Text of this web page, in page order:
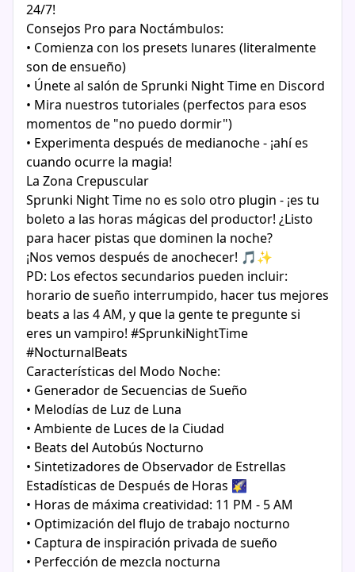
24/7!
Consejos Pro para Noctámbulos:
• Comienza con los presets lunares (literalmente
son de ensueño)
• Únete al salón de Sprunki Night Time en Discord
• Mira nuestros tutoriales (perfectos para esos
momentos de "no puedo dormir")
• Experimenta después de medianoche - ¡ahí es
cuando ocurre la magia!
La Zona Crepuscular
Sprunki Night Time no es solo otro plugin - ¡es tu
boleto a las horas mágicas del productor! ¿Listo
para hacer pistas que dominen la noche?
¡Nos vemos después de anochecer! 🎵✨
PD: Los efectos secundarios pueden incluir:
horario de sueño interrumpido, hacer tus mejores
beats a las 4 AM, y que la gente te pregunte si
eres un vampiro! #SprunkiNightTime
#NocturnalBeats
Características del Modo Noche:
• Generador de Secuencias de Sueño
• Melodías de Luz de Luna
• Ambiente de Luces de la Ciudad
• Beats del Autobús Nocturno
• Sintetizadores de Observador de Estrellas
Estadísticas de Después de Horas 🌠
• Horas de máxima creatividad: 11 PM - 5 AM
• Optimización del flujo de trabajo nocturno
• Captura de inspiración privada de sueño
• Perfección de mezcla nocturna